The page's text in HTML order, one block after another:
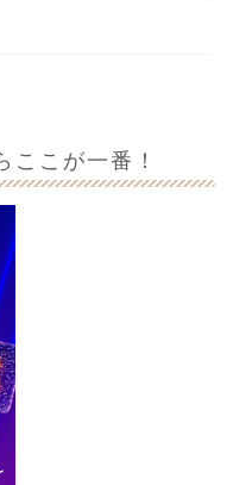
ここが一番！